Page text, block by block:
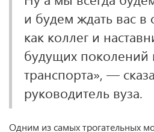
и будем ждать вас в
как коллег и
будущих
транспорта», —
руководитель вуза.
Одним из самых трогательных